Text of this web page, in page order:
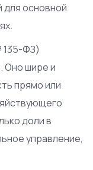
основной
135-ФЗ)
Оно шире и
прямо или
доли в
управление,